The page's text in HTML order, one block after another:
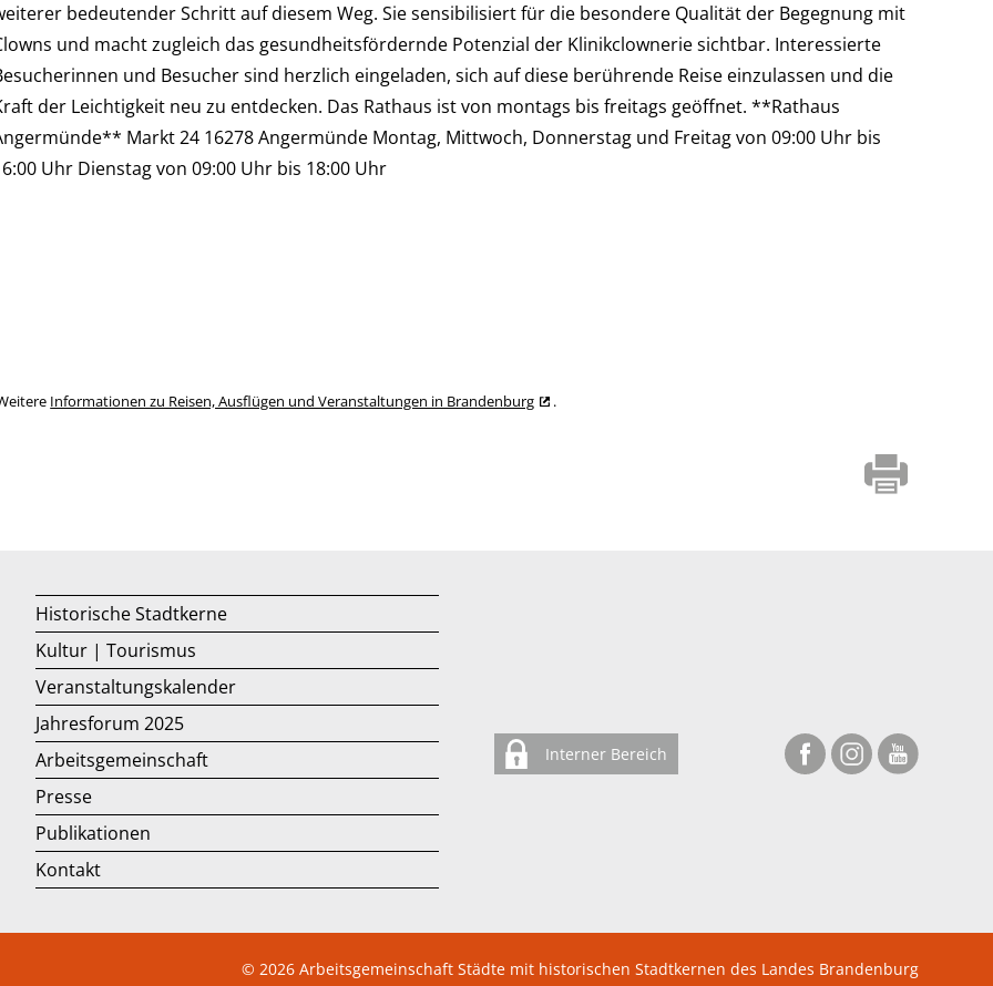
bedeutender Schritt auf diesem Weg. Sie sensibilisiert für die besondere Qualität der Begegnung mit
und macht zugleich das gesundheitsfördernde Potenzial der Klinikclownerie sichtbar. Interessierte
und Besucher sind herzlich eingeladen, sich auf diese berührende Reise einzulassen und die
der Leichtigkeit neu zu entdecken. Das Rathaus ist von montags bis freitags geöffnet. **Rathaus
Markt 24 16278 Angermünde Montag, Mittwoch, Donnerstag und Freitag von 09:00 Uhr bis
Uhr Dienstag von 09:00 Uhr bis 18:00 Uhr
Informationen zu Reisen, Ausflügen und Veranstaltungen in Brandenburg .
Historische Stadtkerne
Kultur | Tourismus
Veranstaltungskalender
Jahresforum 2025
Arbeitsgemeinschaft
Presse
Publikationen
Kontakt
Interner Bereich
© 2026 Arbeitsgemeinschaft Städte mit historischen Stadtkernen des Landes Brandenburg